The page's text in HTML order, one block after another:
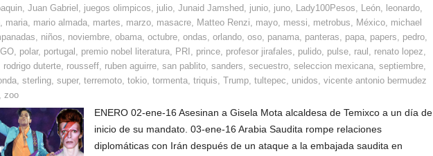
, Juan Gabriel , juegos olimpicos, julio, Junaid Jamshed, junio, juno, Lady100Pesos, León, leonardo,
, maria, mario almada, martes, marzo, masacre, Matteo Renzi, mayo, messi, metrobus, México, michael
, niños, noviembre, obama, octubre, ondas, orlando, oso, panama, panteras, papa, papers, pedro,
, polar, portugal , premio nobel literatura, PRI , prince, profesor jirafales, pulido, pulse, raul , renato lopez,
rodrigo duterte, rousseff, ruben aguirre, san pablito, sanders, secuestro, seleccion mexicana, septiembre,
, sterling, super, terremoto, tokio, tormenta, triquis, Trump, tultepec, unidos, vicente antonio bermudez
, zoo
ENERO 02-ene-16 Asesinan a Gisela Mota alcaldesa de Temixco a un día de
inicio de su mandato. 03-ene-16 Arabia Saudita rompe relaciones
diplomáticas con Irán después de un ataque a la embajada saudita en